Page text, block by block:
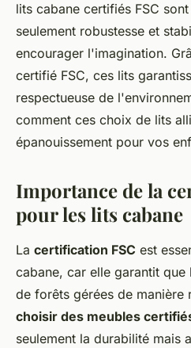
lits cabane certifiés FSC
seulement robustesse et
encourager l'imagination.
certifié FSC, ces lits
respectueuse de
comment ces choix de lits
épanouissement pour vos
Importance de la
pour les lits cabane
La certification FSC est
cabane, car elle garantit
de forêts gérées de manière
choisir des meubles
seulement la durabilité mais